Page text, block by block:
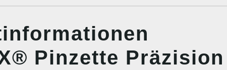
Pinzette Präzision